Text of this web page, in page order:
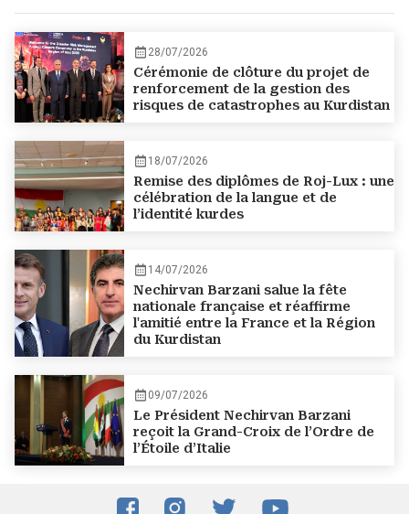
28/07/2026
Cérémonie de clôture du projet de
renforcement de la gestion des
risques de catastrophes au Kurdistan
18/07/2026
Remise des diplômes de Roj-Lux : une
célébration de la langue et de
l’identité kurdes
14/07/2026
Nechirvan Barzani salue la fête
nationale française et réaffirme
l'amitié entre la France et la Région
du Kurdistan
09/07/2026
Le Président Nechirvan Barzani
reçoit la Grand-Croix de l’Ordre de
l’Étoile d’Italie